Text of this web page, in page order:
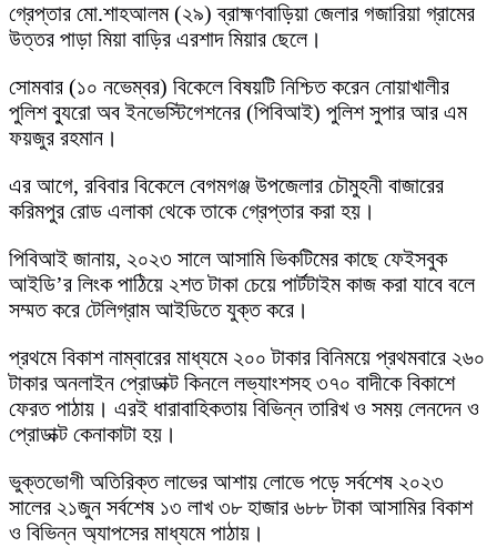
গ্রেপ্তার মো.শাহআলম (২৯) ব্রাহ্মণবাড়িয়া জেলার গজারিয়া গ্রামের
উত্তর পাড়া মিয়া বাড়ির এরশাদ মিয়ার ছেলে।
সোমবার (১০ নভেম্বর) বিকেলে বিষয়টি নিশ্চিত করেন নোয়াখালীর
পুলিশ ব্যুরো অব ইনভেস্টিগেশনের (পিবিআই) পুলিশ সুপার আর এম
ফয়জুর রহমান।
এর আগে, রবিবার বিকেলে বেগমগঞ্জ উপজেলার চৌমুহনী বাজারের
করিমপুর রোড এলাকা থেকে তাকে গ্রেপ্তার করা হয়।
পিবিআই জানায়, ২০২৩ সালে আসামি ভিকটিমের কাছে ফেইসবুক
আইডি’র লিংক পাঠিয়ে ২শত টাকা চেয়ে পার্টটাইম কাজ করা যাবে বলে
সম্মত করে টেলিগ্রাম আইডিতে যুক্ত করে।
প্রথমে বিকাশ নাম্বারের মাধ্যমে ২০০ টাকার বিনিময়ে প্রথমবারে ২৬০
টাকার অনলাইন প্রোডাক্ট কিনলে লভ্যাংশসহ ৩৭০ বাদীকে বিকাশে
ফেরত পাঠায়। এরই ধারাবাহিকতায় বিভিন্ন তারিখ ও সময় লেনদেন ও
প্রোডাক্ট কেনাকাটা হয়।
ভুক্তভোগী অতিরিক্ত লাভের আশায় লোভে পড়ে সর্বশেষ ২০২৩
সালের ২১জুন সর্বশেষ ১৩ লাখ ৩৮ হাজার ৬৮৮ টাকা আসামির বিকাশ
ও বিভিন্ন অ্যাপসের মাধ্যমে পাঠায়।